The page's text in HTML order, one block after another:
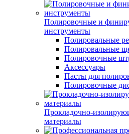
Полировочные и
инструменты
Полировальные
Полировальные
Полировочные
Аксессуары
Пасты для
Полировочные
Прокладочно-
материалы